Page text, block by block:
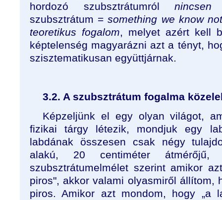
hordozó szubsztrátumról
szubsztrátum =something we know
teoretikus fogalom, melyet azért kell
képtelenség magyarázni azt a tényt,
szisztematikusan együttjárnak.
3.2. A szubsztrátum fogalma
Képzeljünk el egy olyan világot,
fizikai tárgy létezik, mondjuk egy
labdának összesen csak négy
alakú, 20 centiméter
szubsztrátumelmélet szerint amikor
piros", akkor valami olyasmiről állítom,
piros. Amikor azt mondom, hogy „a